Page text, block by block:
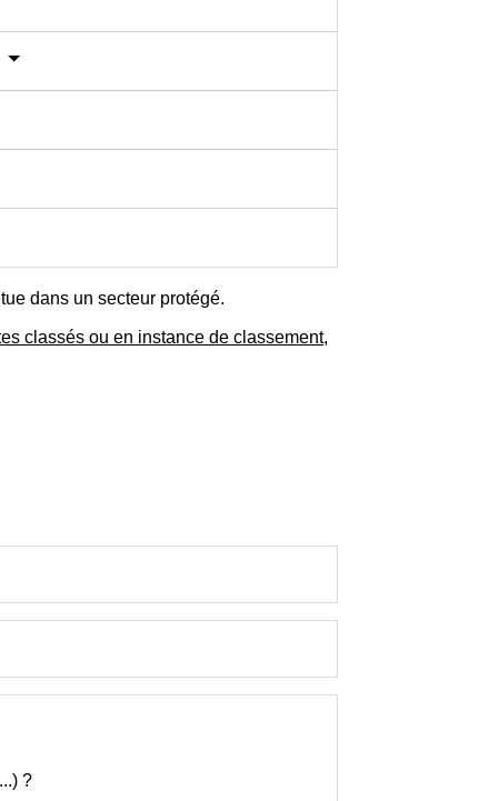
dans un secteur protégé.
classés ou en instance de classement,
?